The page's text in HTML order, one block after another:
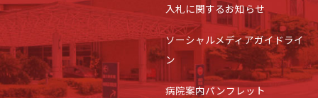
入札に関するお知らせ
ソーシャルメディアガイドライ
ン
病院案内パンフレット